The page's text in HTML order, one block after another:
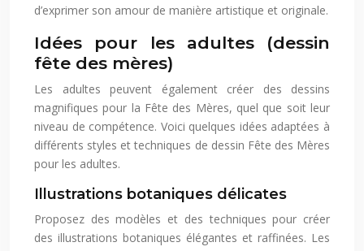
d’exprimer son amour de manière artistique et originale.
Idées pour les adultes (dessin
fête des mères)
Les adultes peuvent également créer des dessins
magnifiques pour la Fête des Mères, quel que soit leur
niveau de compétence. Voici quelques idées adaptées à
différents styles et techniques de dessin Fête des Mères
pour les adultes.
Illustrations botaniques délicates
Proposez des modèles et des techniques pour créer
des illustrations botaniques élégantes et raffinées. Les